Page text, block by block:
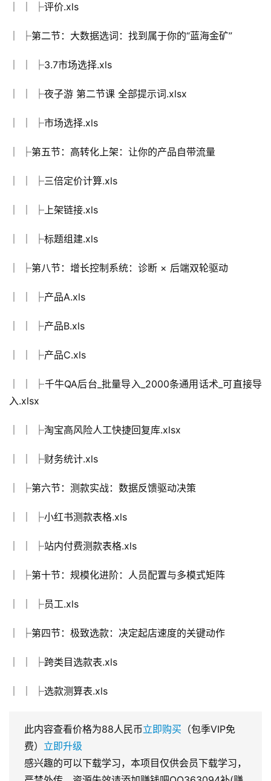
│ │ ├评价.xls
│ ├第二节：大数据选词：找到属于你的“蓝海金矿”
│ │ ├3.7市场选择.xls
│ │ ├夜子游 第二节课 全部提示词.xlsx
│ │ ├市场选择.xls
│ ├第五节：高转化上架：让你的产品自带流量
│ │ ├三倍定价计算.xls
│ │ ├上架链接.xls
│ │ ├标题组建.xls
│ ├第八节：增长控制系统：诊断 × 后端双轮驱动
│ │ ├产品A.xls
│ │ ├产品B.xls
│ │ ├产品C.xls
│ │ ├千牛QA后台_批量导入_2000条通用话术_可直接导
入.xlsx
│ │ ├淘宝高风险人工快捷回复库.xlsx
│ │ ├财务统计.xls
│ ├第六节：测款实战：数据反馈驱动决策
│ │ ├小红书测款表格.xls
│ │ ├站内付费测款表格.xls
│ ├第十节：规模化进阶：人员配置与多模式矩阵
│ │ ├员工.xls
│ ├第四节：极致选款：决定起店速度的关键动作
│ │ ├跨类目选款表.xls
│ │ ├选款测算表.xls
此内容查看价格为88人民币立即购买 （包季VIP免
费） 立即升级
感兴趣的可以下载学习，本项目仅供会员下载学习，